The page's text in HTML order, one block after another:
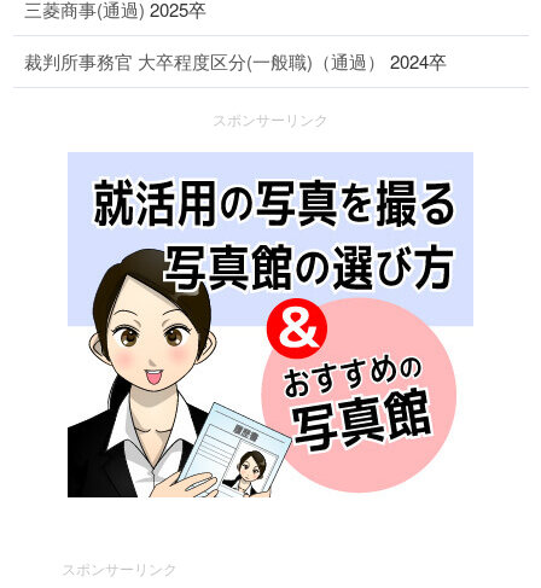
三菱商事(通過) 2025卒
裁判所事務官 大卒程度区分(一般職)（通過） 2024卒
スポンサーリンク
スポンサーリンク